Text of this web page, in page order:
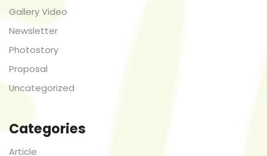
Gallery Video
Newsletter
Photostory
Proposal
Uncategorized
Categories
Article